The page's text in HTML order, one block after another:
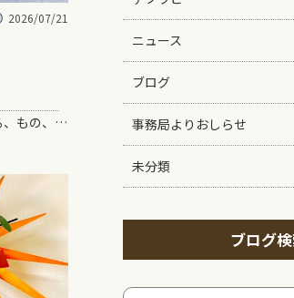
2026/07/21
考えてみたら、この世の中にある、もの、こと、体験、サービス、ぜーーーんぶ、まず最初は「言葉」からなんだよね。 「いやいや、文字や文章もあ…
ニュース
ブログ
事務局よりおしらせ
未分類
ブログ